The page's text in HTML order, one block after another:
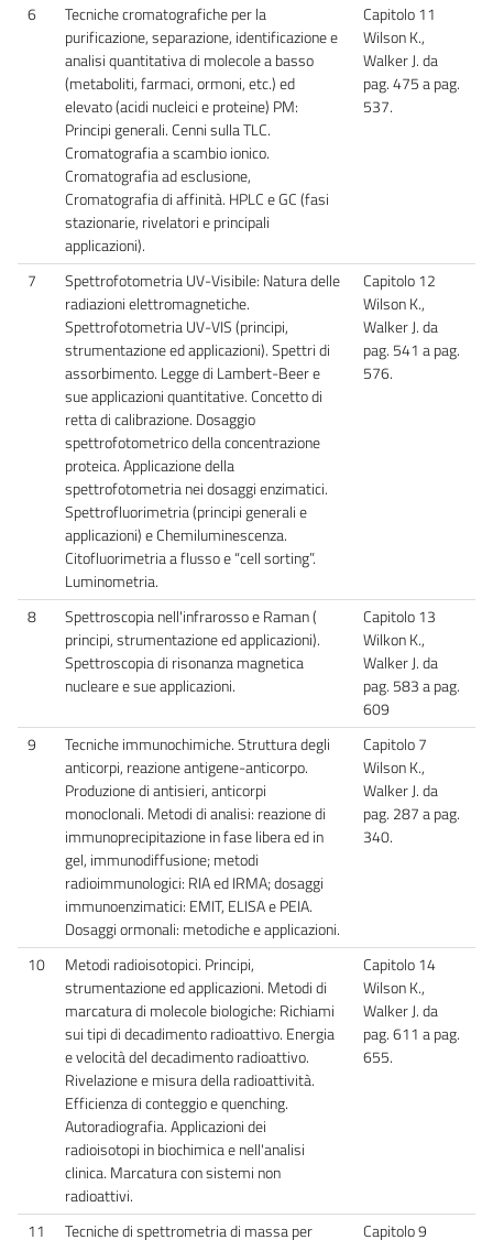
6
Tecniche cromatografiche per la
purificazione, separazione, identificazione e
analisi quantitativa di molecole a basso
(metaboliti, farmaci, ormoni, etc.) ed
elevato (acidi nucleici e proteine) PM:
Principi generali. Cenni sulla TLC.
Cromatografia a scambio ionico.
Cromatografia ad esclusione,
Cromatografia di affinità. HPLC e GC (fasi
stazionarie, rivelatori e principali
applicazioni).
Capitolo 11
Wilson K.,
Walker J. da
pag. 475 a pag.
537.
7
Spettrofotometria UV-Visibile: Natura delle
radiazioni elettromagnetiche.
Spettrofotometria UV-VIS (principi,
strumentazione ed applicazioni). Spettri di
assorbimento. Legge di Lambert-Beer e
sue applicazioni quantitative. Concetto di
retta di calibrazione. Dosaggio
spettrofotometrico della concentrazione
proteica. Applicazione della
spettrofotometria nei dosaggi enzimatici.
Spettrofluorimetria (principi generali e
applicazioni) e Chemiluminescenza.
Citofluorimetria a flusso e “cell sorting”.
Luminometria.
Capitolo 12
Wilson K.,
Walker J. da
pag. 541 a pag.
576.
8
Spettroscopia nell'infrarosso e Raman (
principi, strumentazione ed applicazioni).
Spettroscopia di risonanza magnetica
nucleare e sue applicazioni.
Capitolo 13
Wilkon K.,
Walker J. da
pag. 583 a pag.
609
9
Tecniche immunochimiche. Struttura degli
anticorpi, reazione antigene-anticorpo.
Produzione di antisieri, anticorpi
monoclonali. Metodi di analisi: reazione di
immunoprecipitazione in fase libera ed in
gel, immunodiffusione; metodi
radioimmunologici: RIA ed IRMA; dosaggi
immunoenzimatici: EMIT, ELISA e PEIA.
Dosaggi ormonali: metodiche e applicazioni.
Capitolo 7
Wilson K.,
Walker J. da
pag. 287 a pag.
340.
10
Metodi radioisotopici. Principi,
strumentazione ed applicazioni. Metodi di
marcatura di molecole biologiche: Richiami
sui tipi di decadimento radioattivo. Energia
e velocità del decadimento radioattivo.
Rivelazione e misura della radioattività.
Efficienza di conteggio e quenching.
Autoradiografia. Applicazioni dei
radioisotopi in biochimica e nell'analisi
clinica. Marcatura con sistemi non
radioattivi.
Capitolo 14
Wilson K.,
Walker J. da
pag. 611 a pag.
655.
11 Tecniche di spettrometria di massa per Capitolo 9